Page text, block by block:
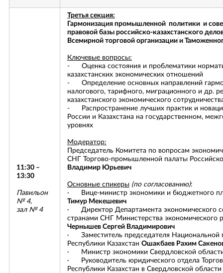
11:30 –
13:30
Павильон
№ 4,
зал № 4
Третья секция:
Гармонизация промышленной политики и
правовой базы российско-казахстанского
Всемирной торговой организации и
Ключевые вопросы:
- Оценка состояния и проблематики
казахстанских экономических отношений
- Определение основных направлений
налогового, тарифного, миграционного и др.
казахстанского экономического
- Распространение лучших практик и
России и Казахстана на государственном,
уровнях
Модератор:
Председатель Комитета по вопросам
СНГ Торгово-промышленной палаты
Владимир Юрьевич
Основные спикеры (по согласованию):
· Вице-министр экономики и бюджетного
Тимур Мекешевич
· Директор Департамента экономического
странами СНГ Министерства экономического
Чернышев Сергей Владимирович
· Заместитель председателя Национальной
Республики Казахстан Ошакбаев Рахим
· Министр экономики Свердловской
· Руководитель юридического отдела
Республики Казахстан в Свердловской области
ОБРАТНЫЙ ЗВОНОК
Вы можете оставить свой E-mail, и наш менеджер свяжется с
Пожалуйста, представьтесь
Текст сообщения
Да, я согласен на обработку персональных данных и ознакомлен с
условиями защиты персональных данных
Федеральным законом от 27 июля 2006 г. № 152-ФЗ «О
персональных данных»
ОСТАВИТЬ ЗАЯВКУ
Вы можете оставить свой Email, и наш менеджер свяжется с
вами в ближайшее время
Пожалуйста, представьтесь
Текст сообщения
ОТПРАВИТЬ
ОТЗЫВ
Заменяется на название услуги, при нажатии
читать полный отзыв
Заменяется на название компании, при нажатии
читать полный отзыв
Заменяется на полный текст отзыва, при нажатии
читать полный отзыв
Пожалуйста, представьтесь
Ваш телефон/E-mail
Прикрепить файл отзыва
Вы можете подгрузить файл (формата doc, docx, pdf)
Вы можете задать вопрос
Пожалуйста, представьтесь
Да, я согласен на обработку персональных данных и ознакомлен с
условиями защиты персональных данных в соответствии с
Федеральным законом от 27 июля 2006 г. № 152-ФЗ «О
персональных данных»
Пожалуйста, представьтесь
Да, я согласен на обработку персональных данных и ознакомлен с
условиями защиты персональных данныхв соответствии с
Федеральным законом от 27 июля 2006 г. № 152-ФЗ «О
персональных данных»